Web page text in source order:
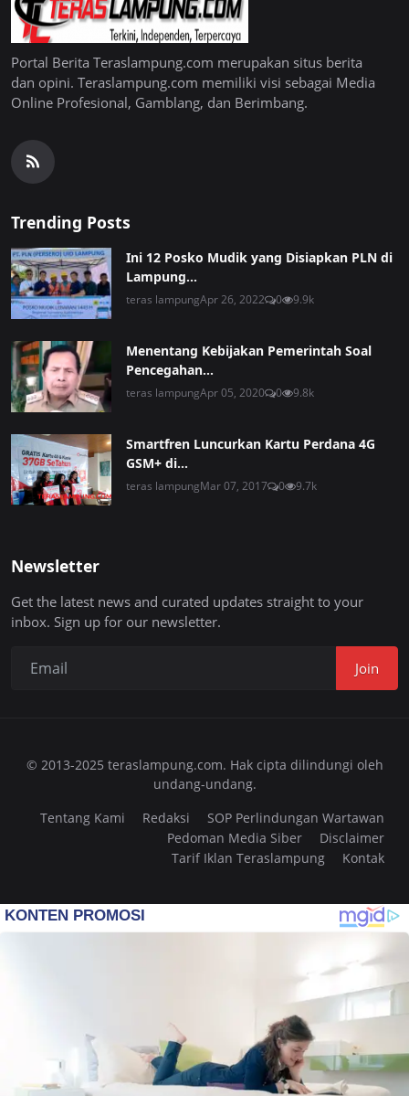
Portal Berita Teraslampung.com merupakan situs berita
dan opini. Teraslampung.com memiliki visi sebagai Media
Online Profesional, Gamblang, dan Berimbang.
Trending Posts
Ini 12 Posko Mudik yang Disiapkan PLN di
Lampung...
teras lampungApr 26, 2022 0 9.9k
Menentang Kebijakan Pemerintah Soal
Pencegahan...
teras lampungApr 05, 2020 0 9.8k
Smartfren Luncurkan Kartu Perdana 4G
GSM+ di...
teras lampungMar 07, 2017 0 9.7k
Newsletter
Get the latest news and curated updates straight to your
inbox. Sign up for our newsletter.
Join
© 2013-2025 teraslampung.com. Hak cipta dilindungi oleh
undang-undang.
Tentang Kami
Redaksi
SOP Perlindungan Wartawan
Pedoman Media Siber
Disclaimer
Tarif Iklan Teraslampung
Kontak